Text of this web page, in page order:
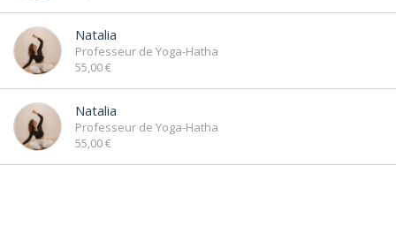
Natalia
Professeur de Yoga-Hatha
55,00 €
Natalia
Professeur de Yoga-Hatha
55,00 €